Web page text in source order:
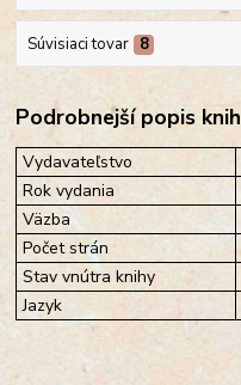
Súvisiaci tovar 8
Podrobnejší popis
Vydavateľstvo
Rok vydania
Väzba
Počet strán
Stav vnútra knihy
Jazyk